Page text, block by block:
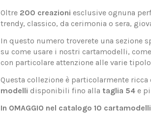
Oltre 200 creazioni esclusive ognuna
trendy, classico, da cerimonia o sera,
In questo numero troverete una sezione
su come usare i nostri cartamodelli,
con particolare attenzione alle varie
Questa collezione è particolarmente
modelli disponibili fino alla taglia 54 e
In OMAGGIO nel catalogo 10